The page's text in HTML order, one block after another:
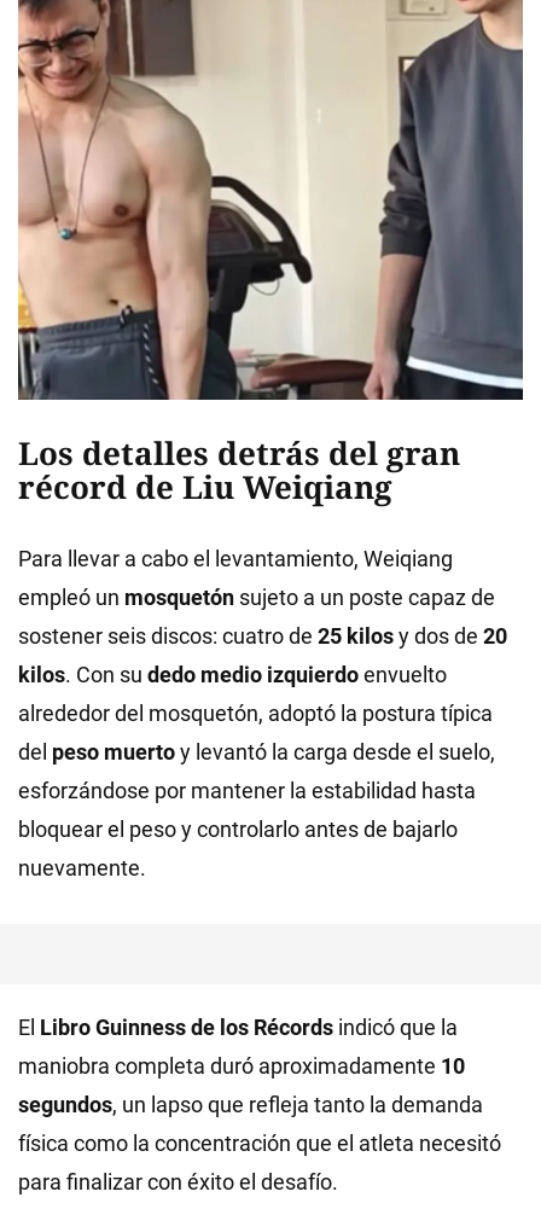
Los detalles detrás del gran
récord de Liu Weiqiang
Para llevar a cabo el levantamiento, Weiqiang
empleó un mosquetón sujeto a un poste capaz de
sostener seis discos: cuatro de 25 kilosy dos de 20
kilos. Con su dedo medio izquierdoenvuelto
alrededor del mosquetón, adoptó la postura típica
del peso muertoy levantó la carga desde el suelo,
esforzándose por mantener la estabilidad hasta
bloquear el peso y controlarlo antes de bajarlo
nuevamente.
El Libro Guinness de los Récords indicó que la
maniobra completa duró aproximadamente 10
segundos, un lapso que refleja tanto la demanda
física como la concentración que el atleta necesitó
para finalizar con éxito el desafío.